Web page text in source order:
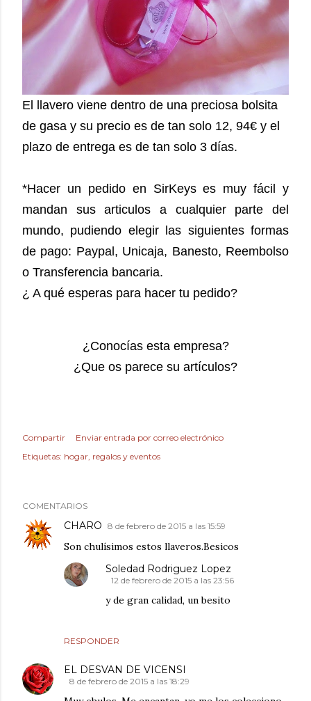
El llavero viene dentro de una preciosa bolsita
de gasa y su precio es de tan solo 12, 94€ y el
plazo de entrega es de tan solo 3 días.
*Hacer un pedido en SirKeys es muy fácil y
mandan sus articulos a cualquier parte del
mundo, pudiendo elegir las siguientes formas
de pago: Paypal, Unicaja, Banesto, Reembolso
o Transferencia bancaria.
¿ A qué esperas para hacer tu pedido?
¿Conocías esta empresa?
¿Que os parece su artículos?
Compartir
Enviar entrada por correo electrónico
Etiquetas: hogar regalos y eventos
COMENTARIOS
CHARO 8 de febrero de 2015 a las 15:59
Son chulísimos estos llaveros.Besicos
RESPONDER
Soledad Rodriguez Lopez
12 de febrero de 2015 a las 23:56
y de gran calidad, un besito
EL DESVAN DE VICENSI
8 de febrero de 2015 a las 18:29